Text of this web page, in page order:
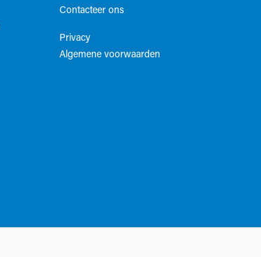
Contacteer ons
Privacy
Algemene voorwaarden​